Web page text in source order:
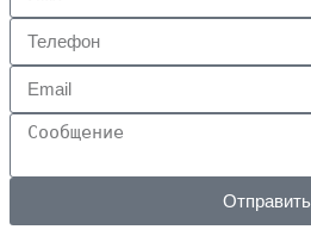
Отправить